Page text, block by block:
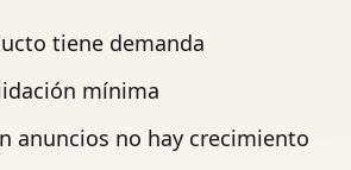
tiene demanda
mínima
anuncios no hay crecimiento